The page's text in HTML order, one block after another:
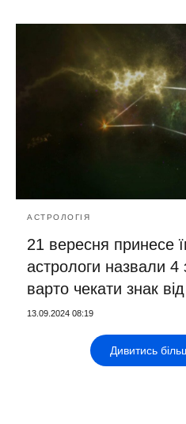
АСТРОЛОГІЯ
21 вересня принесе
астрологи назвали 4
варто чекати знак
13.09.2024 08:19
Дивитись